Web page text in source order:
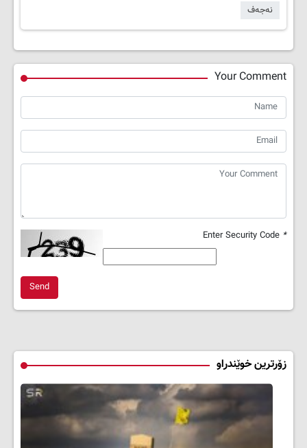
نەجەف
Your Comment
*
Send
زۆرترین خوێندراو